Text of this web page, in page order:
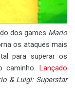
dos games Mario
os ataques mais
para superar os
caminho. Lançado
& Luigi: Superstar